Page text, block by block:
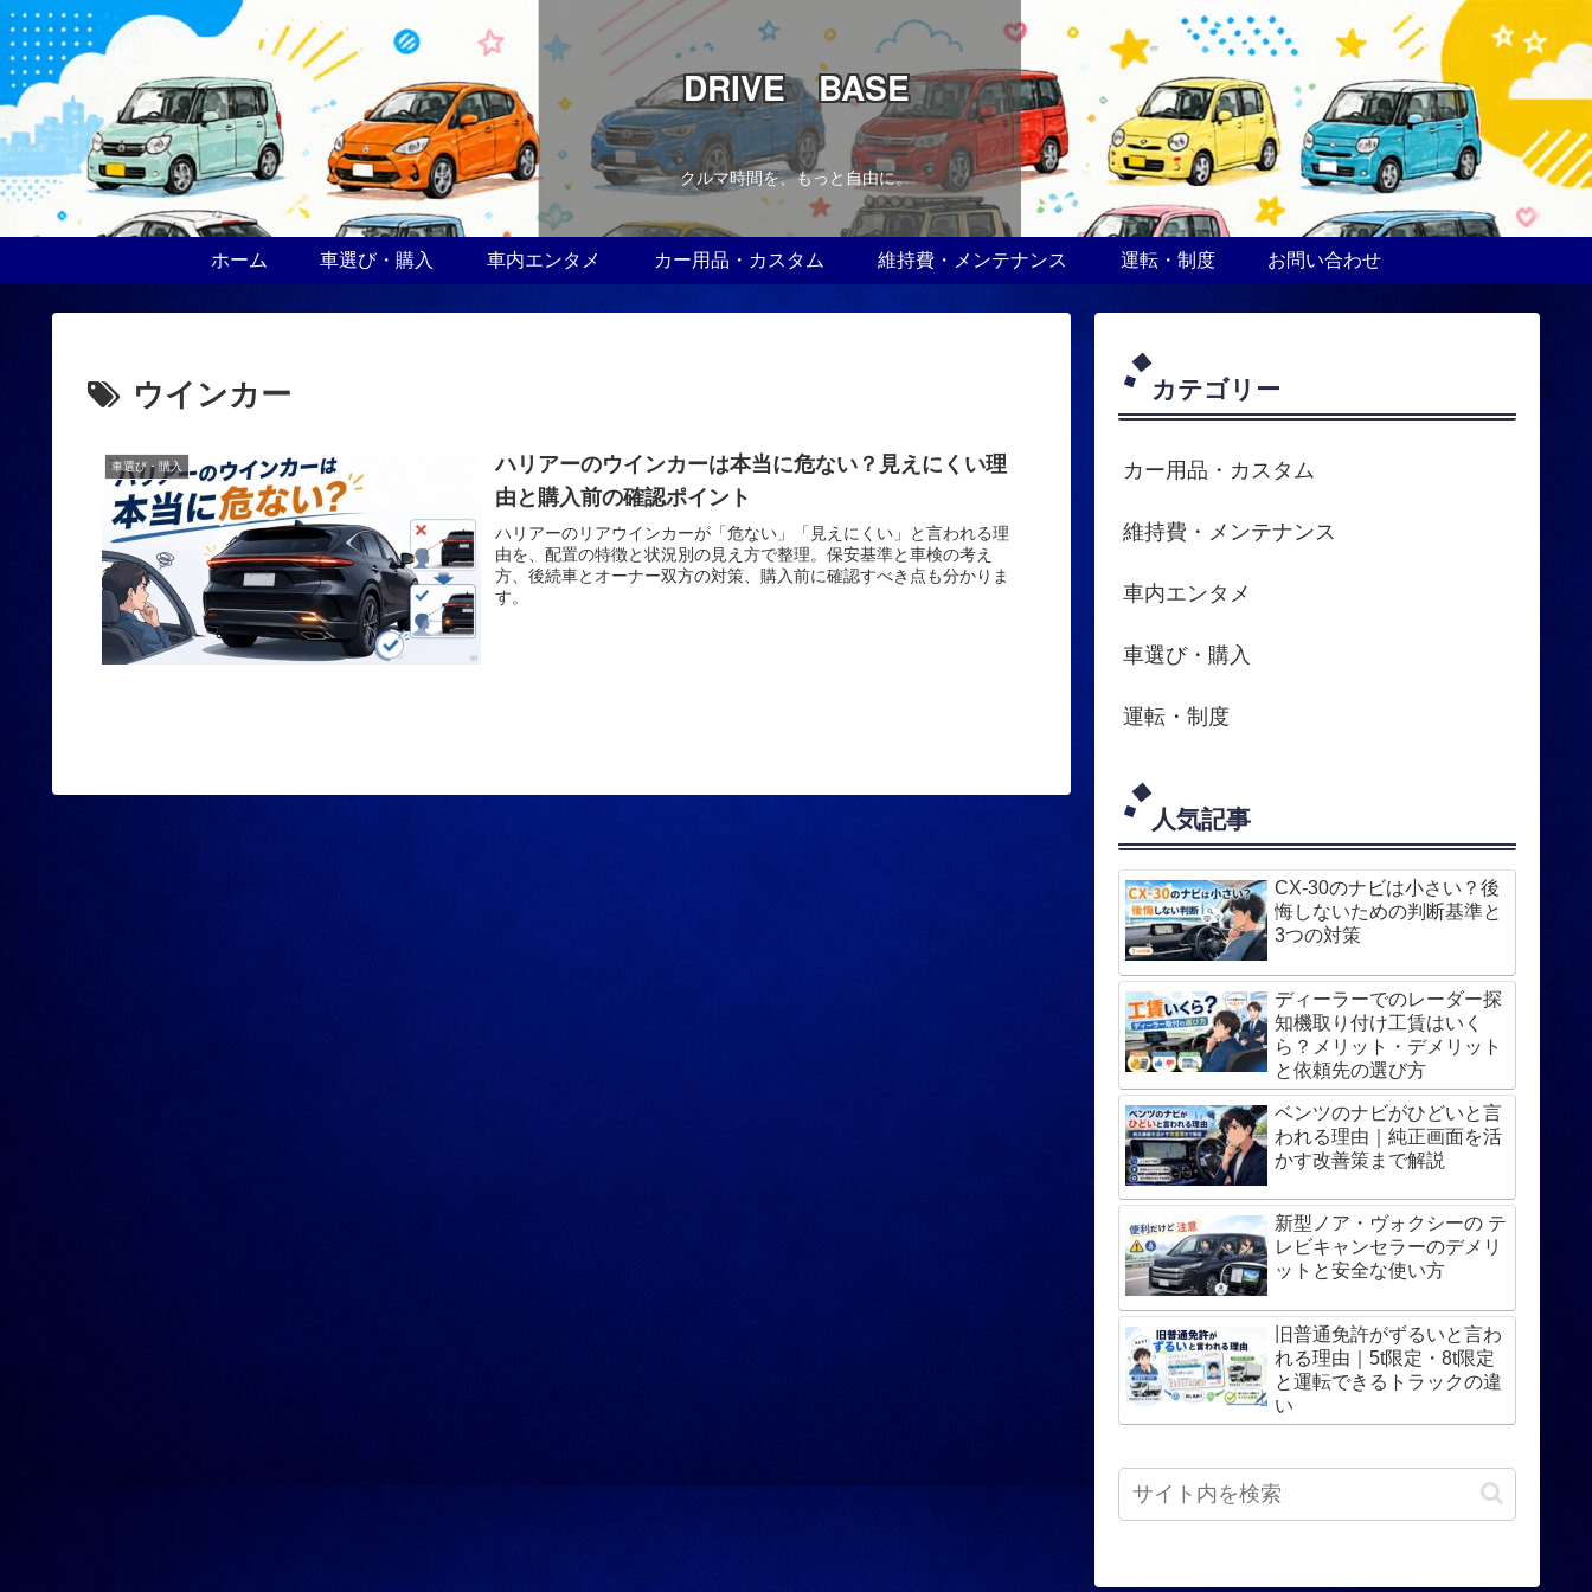
DRIVE BASE
クルマ時間を、もっと自由に。
ホーム 車選び・購入 車内エンタメ カー用品・カスタム 維持費・メンテナンス 運転・制度 お問い合わせ
ウインカー
車選び・購入
ハリアーのウインカーは本当に危ない？見えにくい理
由と購入前の確認ポイント
ハリアーのリアウインカーが「危ない」「見えにくい」と言われる理
由を、配置の特徴と状況別の見え方で整理。保安基準と車検の考え
方、後続車とオーナー双方の対策、購入前に確認すべき点も分かりま
す。
カテゴリー
カー用品・カスタム
維持費・メンテナンス
車内エンタメ
車選び・購入
運転・制度
人気記事
CX-30のナビは小さい？後
悔しないための判断基準と
3つの対策
ディーラーでのレーダー探
知機取り付け工賃はいく
ら？メリット・デメリット
と依頼先の選び方
ベンツのナビがひどいと言
われる理由｜純正画面を活
かす改善策まで解説
新型ノア・ヴォクシーの テ
レビキャンセラーのデメリ
ットと安全な使い方
旧普通免許がずるいと言わ
れる理由｜5t限定・8t限定
と運転できるトラックの違
い